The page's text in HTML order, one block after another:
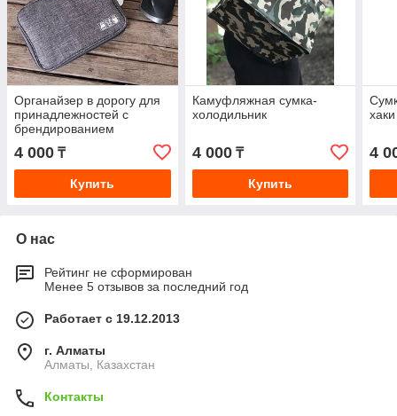
Органайзер в дорогу для
принадлежностей с
брендированием
4 000 ₸
Купить
Камуфляжная сумка-
холодильник
4 000₸
Купить
4
О нас
Рейтинг не сформирован
Менее 5 отзывов за последний год
Работает с 19.12.2013
г. Алматы
Алматы, Казахстан
Контакты